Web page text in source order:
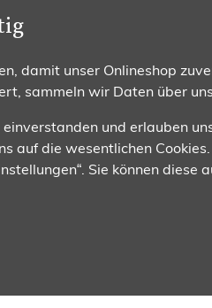
damit unser Onlineshop
sammeln wir Daten über
einverstanden und erlauben
auf die wesentlichen
Sie können